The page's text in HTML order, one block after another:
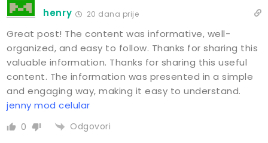
henry 20 dana prije
Great post! The content was informative, well-
organized, and easy to follow. Thanks for sharing this
valuable information. Thanks for sharing this useful
content. The information was presented in a simple
and engaging way, making it easy to understand.
jenny mod celular
0 Odgovori